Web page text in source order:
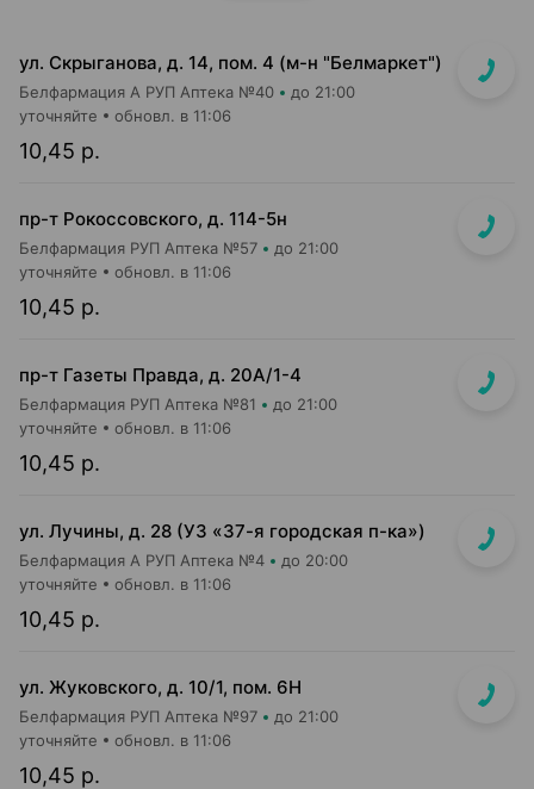
ул. Скрыганова, д. 14, пом. 4 (м-н "Белмаркет")
Белфармация А РУП Аптека №40 до 21:00
10,45 р.
уточняйте обновл. в 11:06
пр-т Рокоссовского, д. 114-5н
Белфармация РУП Аптека №57 до 21:00
10,45 р.
уточняйте обновл. в 11:06
пр-т Газеты Правда, д. 20A/1-4
Белфармация РУП Аптека №81 до 21:00
10,45 р.
уточняйте обновл. в 11:06
ул. Лучины, д. 28 (УЗ «37-я городская п-ка»)
Белфармация А РУП Аптека №4 до 20:00
10,45 р.
уточняйте обновл. в 11:06
ул. Жуковского, д. 10/1, пом. 6Н
Белфармация РУП Аптека №97 до 21:00
10,45 р.
уточняйте обновл. в 11:06